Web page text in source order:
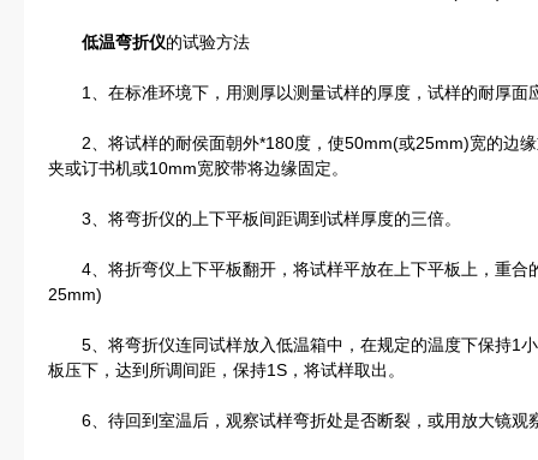
低温弯折仪的试验方法
1、在标准环境下，用测厚以测量试样的厚度，试样的耐厚面
2、将试样的耐侯面朝外*180度，使50mm(或25mm)宽的边缘
夹或订书机或10mm宽胶带将边缘固定。
3、将弯折仪的上下平板间距调到试样厚度的三倍。
4、将折弯仪上下平板翻开，将试样平放在上下平板上，重合
25mm)
5、将弯折仪连同试样放入低温箱中，在规定的温度下保持1
板压下，达到所调间距，保持1S，将试样取出。
6、待回到室温后，观察试样弯折处是否断裂，或用放大镜观